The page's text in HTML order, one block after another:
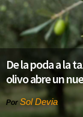
De la poda a la
olivo abre un
Por Sol Devia